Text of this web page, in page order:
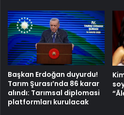
Başkan Erdoğan duyurdu!
Tarım Şurası’nda 86 karar
alındı: Tarımsal diplomasi
platformları kurulacak